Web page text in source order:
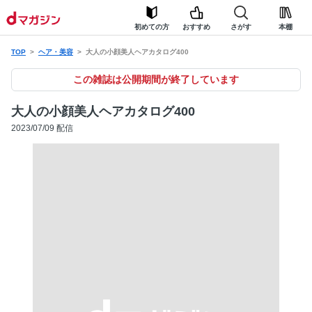
初めての方 おすすめ さがす 本棚
TOP ヘア・美容 大人の小顔美人ヘアカタログ400
この雑誌は公開期間が終了しています
大人の小顔美人ヘアカタログ400
2023/07/09 配信